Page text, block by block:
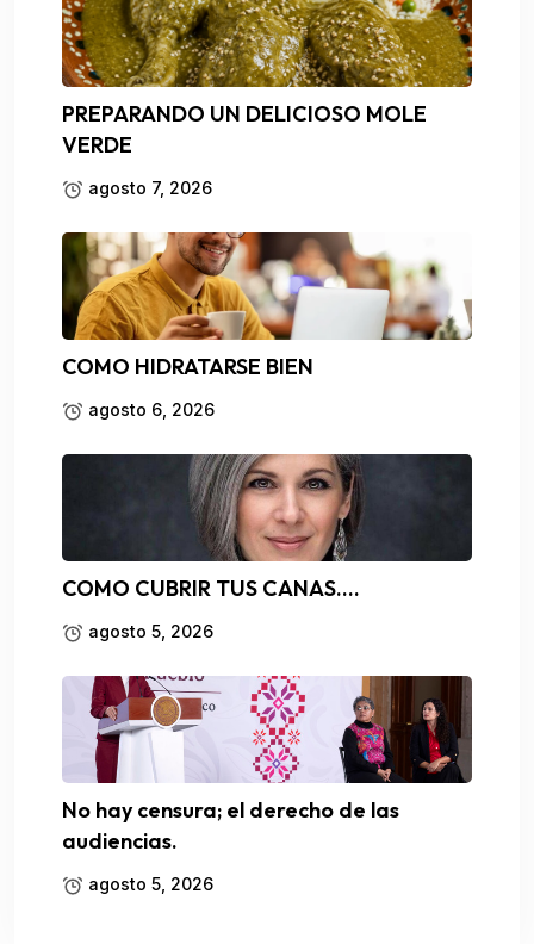
PREPARANDO UN DELICIOSO MOLE
VERDE
agosto 7, 2026
COMO HIDRATARSE BIEN
agosto 6, 2026
COMO CUBRIR TUS CANAS….
agosto 5, 2026
No hay censura; el derecho de las
audiencias.
agosto 5, 2026